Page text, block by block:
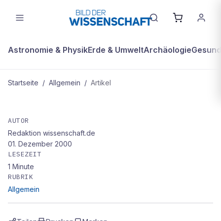
Astronomie & PhysikErde & UmweltArchäologie
Startseite / Allgemein / Artikel
Das Gold der Königinnen
AUTOR
Redaktion wissenschaft.de
01. Dezember 2000
LESEZEIT
1 Minute
RUBRIK
Allgemein